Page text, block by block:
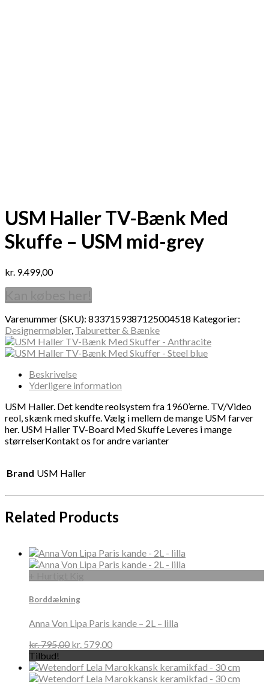
USM Haller TV-Bænk Med
Skuffe – USM mid-grey
kr. 9.499,00
Varenummer (SKU): 8337159387125004518 Kategorier:
Designermøbler, Taburetter & Bænke
Beskrivelse
Yderligere information
USM Haller. Det kendte reolsystem fra 1960’erne. TV/Video
reol, skænk med skuffe. Vælg i mellem de mange USM farver
her. USM Haller TV-Board Med Skuffe Leveres i mange
størrelserKontakt os for andre varianter
Brand USM Haller
Related Products
Borddækning
Anna Von Lipa Paris kande – 2L – lilla
kr.795,00 kr. 579,00
Tilbud!